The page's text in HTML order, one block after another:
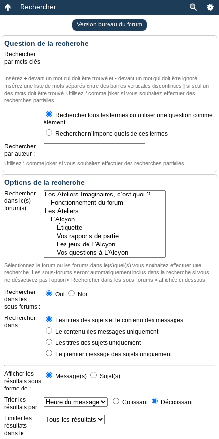
Rechercher
Version bureau du forum
Question de la recherche
Rechercher
par mots-clés
:
Insérez + devant un mot qui doit être trouvé et - devant un mot qui doit être ignoré.
Insérez une liste de mots séparés entre des barres verticales discontinues | si seul un
des mots doit être trouvé. Utilisez * comme joker si vous souhaitez effectuer des
recherches partielles.
Rechercher tous les termes ou utiliser une question comme
élément
Rechercher n’importe quels de ces termes
Rechercher
par auteur :
Utilisez * comme joker si vous souhaitez effectuer des recherches partielles.
Options de la recherche
Rechercher
dans le(s)
forum(s) :
Sélectionnez le forum ou les forums dans le(s)quel(s) vous souhaitez effectuer une
recherche. Les sous-forums seront automatiquement inclus dans la recherche si vous
ne désactivez pas l’option « Rechercher dans les sous-forums » affichée ci-dessous.
Rechercher
dans les
sous-forums :
Oui Non
Rechercher
dans :
Les titres des sujets et le contenu des messages
Le contenu des messages uniquement
Les titres des sujets uniquement
Le premier message des sujets uniquement
Afficher les
résultats sous
forme de :
Message(s) Sujet(s)
Trier les
résultats par :
Croissant Décroissant
Limiter les
résultats
dans le